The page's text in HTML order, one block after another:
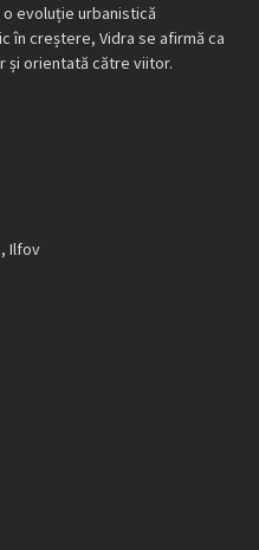
evoluție urbanistică
în creștere, Vidra se afirmă ca
și orientată către viitor.
Ilfov